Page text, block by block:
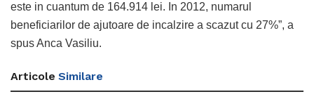
este in cuantum de 164.914 lei. In 2012, numarul
beneficiarilor de ajutoare de incalzire a scazut cu 27%”, a
spus Anca Vasiliu.
Articole Similare